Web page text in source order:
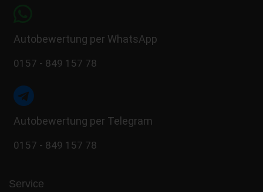
Autobewertung per WhatsApp
0157 - 849 157 78
Autobewertung per Telegram
0157 - 849 157 78
Service